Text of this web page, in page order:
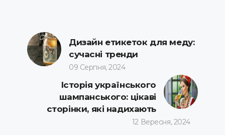
Дизайн етикеток для меду:
сучасні тренди
09 Серпня, 2024
Історія українського
шампанського: цікаві
сторінки, які надихають
12 Вересня, 2024